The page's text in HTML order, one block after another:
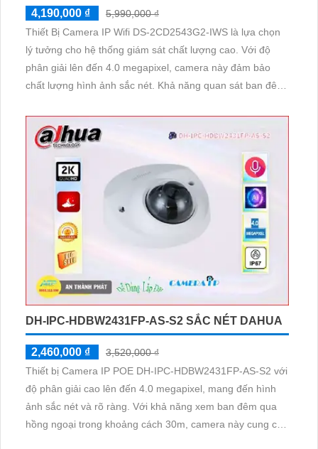
4,190,000 ₫
5,990,000 ₫
Thiết Bị Camera IP Wifi DS-2CD2543G2-IWS là lựa chọn
lý tưởng cho hệ thống giám sát chất lượng cao. Với độ
phân giải lên đến 4.0 megapixel, camera này đảm bảo
chất lượng hình ảnh sắc nét. Khả năng quan sát ban đêm
DH-IPC-HDBW2431FP-AS-S2 SẮC NÉT DAHUA
2,460,000 ₫
3,520,000 ₫
Thiết bị Camera IP POE DH-IPC-HDBW2431FP-AS-S2 với
độ phân giải cao lên đến 4.0 megapixel, mang đến hình
ảnh sắc nét và rõ ràng. Với khả năng xem ban đêm qua
hồng ngoại trong khoảng cách 30m, camera này cung cấp